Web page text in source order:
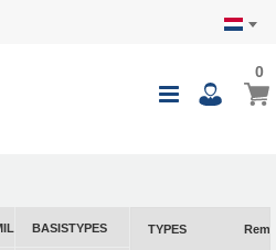
0
BASISTYPES TYPES